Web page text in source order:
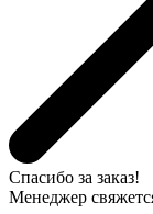
Спасибо за заказ!
Менеджер